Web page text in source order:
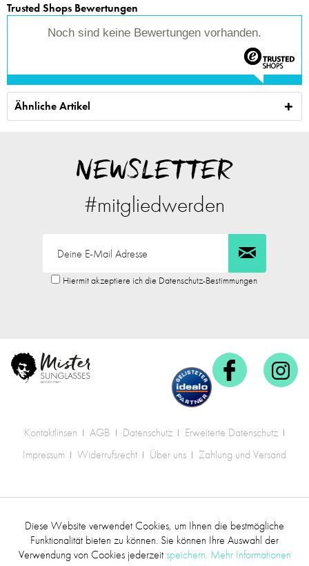
Trusted Shops Bewertungen
Noch sind keine Bewertungen vorhanden.
Ähnliche Artikel
NEWSLETTER
#mitgliedwerden
Hiermit akzeptiere ich die Datenschutz-Bestimmungen
Kontaktlinsen AGB Datenschutz
Erweiterte Datenschutz
Impressum
Widerrufsrecht Über uns Zahlung und Versand
Versandkosten.
Funktionale Aktiv
Diese Website verwendet Cookies, um Ihnen die bestmögliche
Funktionalität bieten zu können. Sie können Ihre Auswahl der
Verwendung von Cookies jederzeitspeichern. Mehr Informationen